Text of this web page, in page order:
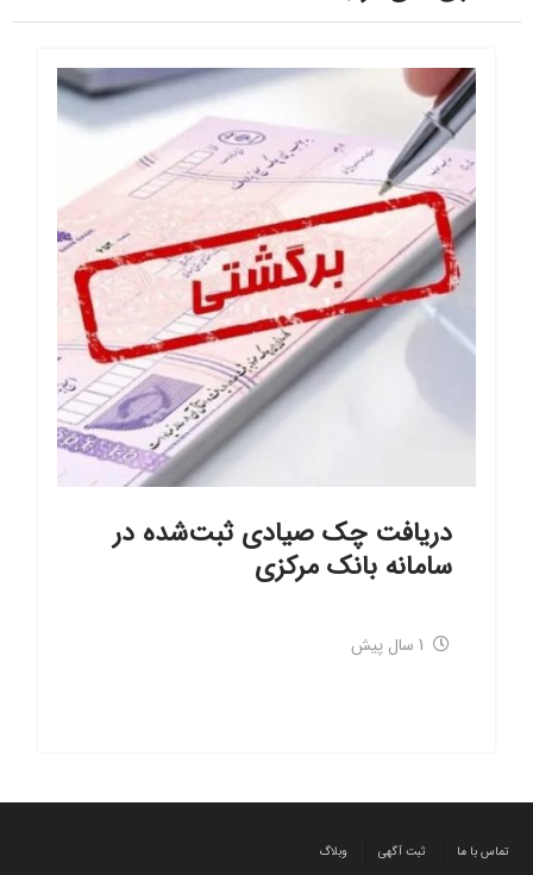
دریافت چک صیادی ثبت‌شده در
سامانه بانک مرکزی
1 سال پیش
تماس با ما ثبت آگهی وبلاگ